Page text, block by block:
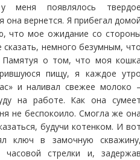
меня появлялось
вернется. Я прибегал
что мое ожидание со
немного безумным,
Памятуя о том, что моя
пищу, я каждое
и наливал свежее молоко
на работе. Как она
не беспокоило. Смогла же
будучи котенком. И
ключ в замочную
часовой стрелки и,